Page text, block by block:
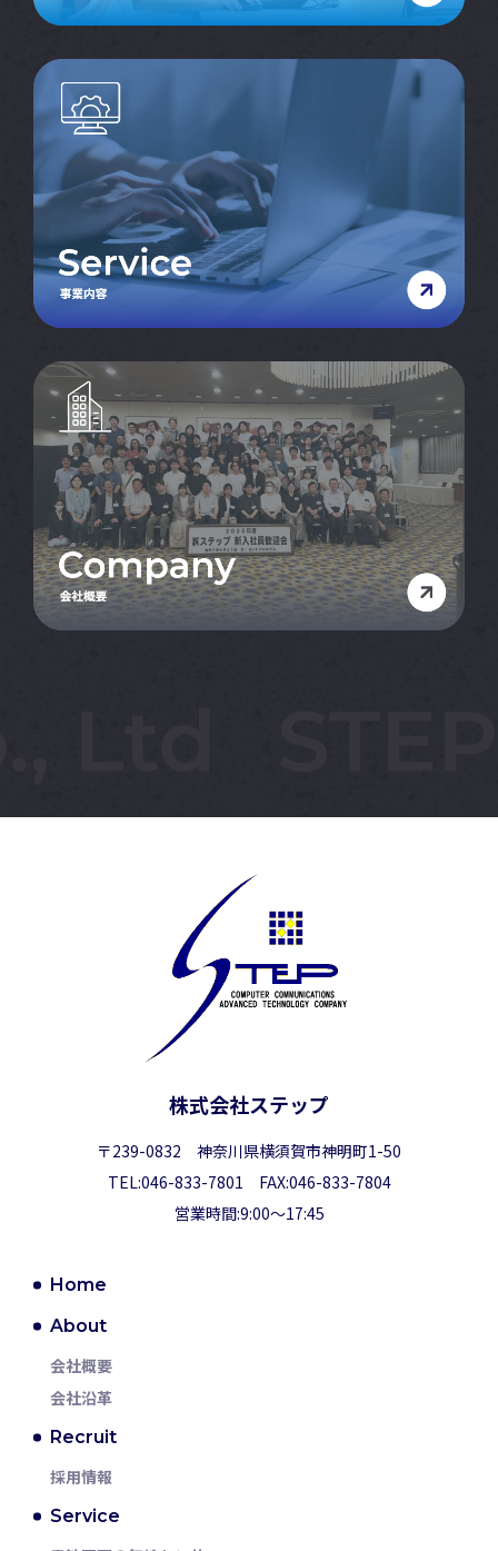
株式会社ステップ
〒239-0832 神奈川県横須賀市神明町1-50
TEL:046-833-7801 FAX:046-833-7804
営業時間:9:00～17:45
Home
About
会社概要
会社沿革
Recruit
採用情報
Service